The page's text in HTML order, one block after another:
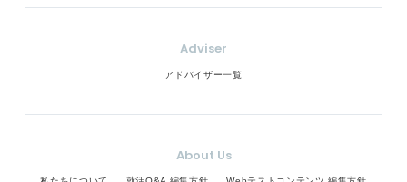
Adviser
アドバイザー一覧
About Us